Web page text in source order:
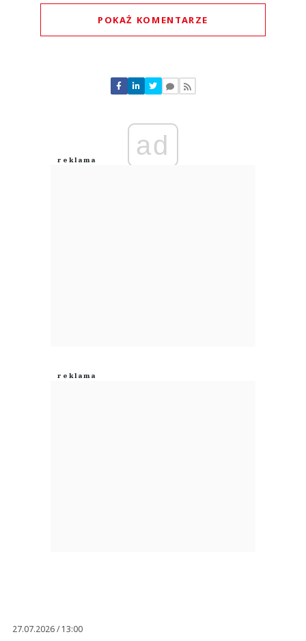
POKAŻ KOMENTARZE
Nie znaleziono komentarzy
Zostaw swoje komentarze
Anuluj
ad
27.07.2026 / 13:00